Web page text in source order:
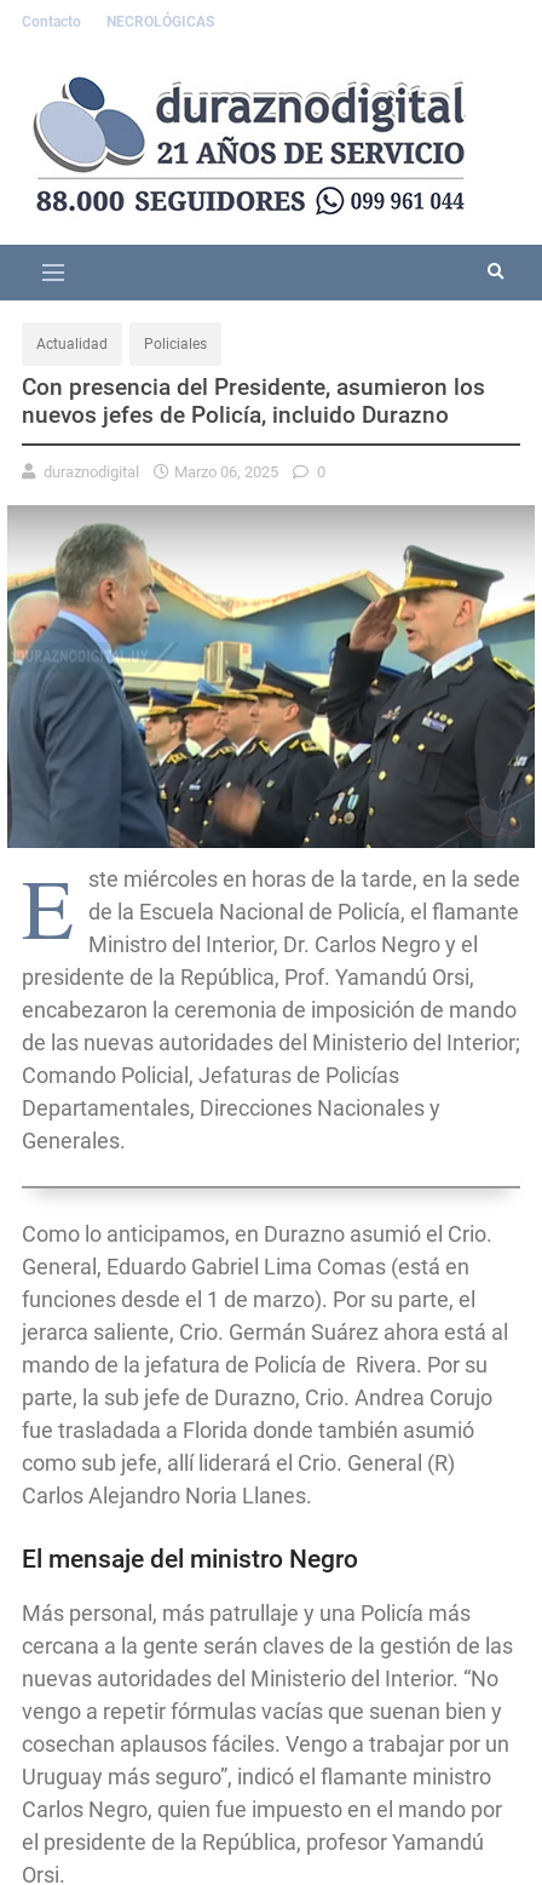
Contacto NECROLÓGICAS
Actualidad Policiales
Con presencia del Presidente, asumieron los
nuevos jefes de Policía, incluido Durazno
duraznodigital Marzo 06, 2025 0
E
ste miércoles en horas de la tarde, en la sede
de la Escuela Nacional de Policía, el flamante
Ministro del Interior, Dr. Carlos Negro y el
presidente de la República, Prof. Yamandú Orsi,
encabezaron la ceremonia de imposición de mando
de las nuevas autoridades del Ministerio del Interior;
Comando Policial, Jefaturas de Policías
Departamentales, Direcciones Nacionales y
Generales.
Como lo anticipamos, en Durazno asumió el Crio.
General, Eduardo Gabriel Lima Comas (está en
funciones desde el 1 de marzo). Por su parte, el
jerarca saliente, Crio. Germán Suárez ahora está al
mando de la jefatura de Policía de Rivera. Por su
parte, la sub jefe de Durazno, Crio. Andrea Corujo
fue trasladada a Florida donde también asumió
como sub jefe, allí liderará el Crio. General (R)
Carlos Alejandro Noria Llanes.
El mensaje del ministro Negro
Más personal, más patrullaje y una Policía más
cercana a la gente serán claves de la gestión de las
nuevas autoridades del Ministerio del Interior. “No
vengo a repetir fórmulas vacías que suenan bien y
cosechan aplausos fáciles. Vengo a trabajar por un
Uruguay más seguro”, indicó el flamante ministro
Carlos Negro, quien fue impuesto en el mando por
el presidente de la República, profesor Yamandú
Orsi.